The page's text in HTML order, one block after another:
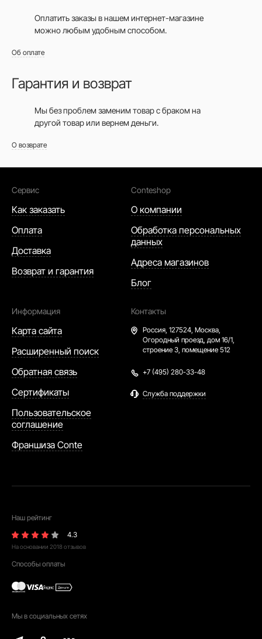
Оплатить заказы в нашем интернет-магазине
можно любым удобным способом.
Об оплате
Гарантия и возврат
Мы без проблем заменим товар с браком на
другой товар или вернем деньги.
О возврате
Сервис
Как заказать
Оплата
Доставка
Возврат и гарантия
Conteshop
О компании
Обработка персональных
данных
Адреса магазинов
Блог
Информация
Карта сайта
Расширенный поиск
Обратная связь
Сертификаты
Пользовательское
соглашение
Франшиза Conte
Контакты
Россия, 127524, Москва,
Огородный проезд, дом 16/1,
строение 3, помещение 512
+7 (495) 280-33-48
Служба поддержки
Наш рейтинг
4.3
На основании 2018 отзывов
Способы оплаты
Мы в социальных сетях